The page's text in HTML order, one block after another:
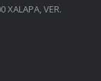
XALAPA, VER.